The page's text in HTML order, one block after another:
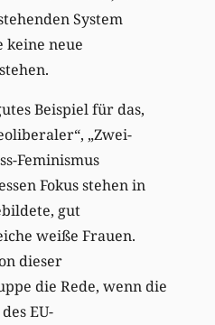
System
keine neue
Beispiel für das,
„Zwei-
Feminismus
Fokus stehen in
gut
weiße Frauen.
dieser
die Rede, wenn die
EU-